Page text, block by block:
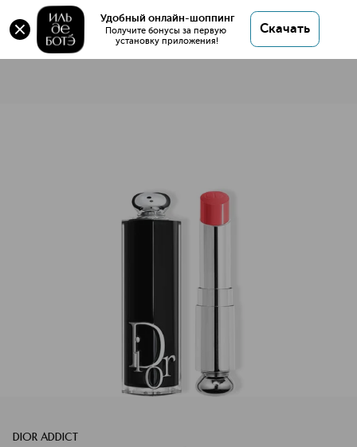
Удобный онлайн-шоппинг
Получите бонусы за первую
установку приложения!
Скачать
DIOR ADDICT